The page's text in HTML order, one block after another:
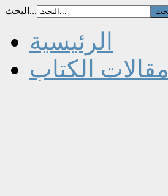
البحث...
الرئيسية
مقالات الكتاب